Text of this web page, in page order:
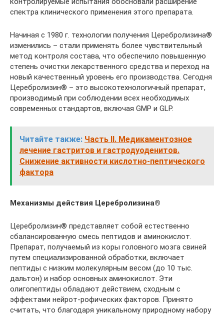
спектра клинического применения этого препарата.
Начиная с 1980 г. технологии получения Церебролизина®
изменились – стали при­менять более чувствительный
метод кон­троля состава, что обеспечило повышен­ную
степень очистки лекарственного средства и переход на
новый качествен­ный уровень его производства. Сегодня
Церебролизин® – это высокотехнологич­ный препарат,
производимый при соблю­дении всех необходимых
современных стандартов, включая GMP и GLP.
Читайте также: Часть II. Медикаментозное
лечение гастритов и гастродуоденитов.
Снижение активности кислотно-пептического
фактора
Механизмы действия Церебролизина®
Церебролизин® представляет собой ес­тественно
сбалансированную смесь пепти­дов и аминокислот.
Препарат, получаемый из коры головного мозга свиней
путем специализированной обработки, включает
пептиды с низким молекулярным весом (до 10 тыс.
дальтон) и набор основных аминокислот. Эти
олигопептиды обладают действием, сходным с
эффектами нейрот-рофических факторов. Принято
считать, что благодаря уникальному природному набору